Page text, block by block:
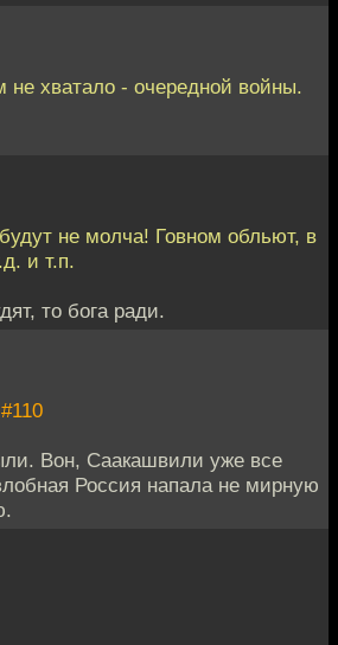
не хватало - очередной войны.
не молча! Говном обльют, в
и т.п.
то бога ради.
#110
Вон, Саакашвили уже все
Россия напала не мирную